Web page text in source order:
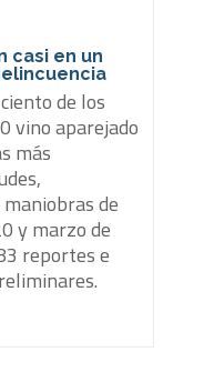
casi en un
de los
vino aparejado
más
de
y marzo de
reportes e